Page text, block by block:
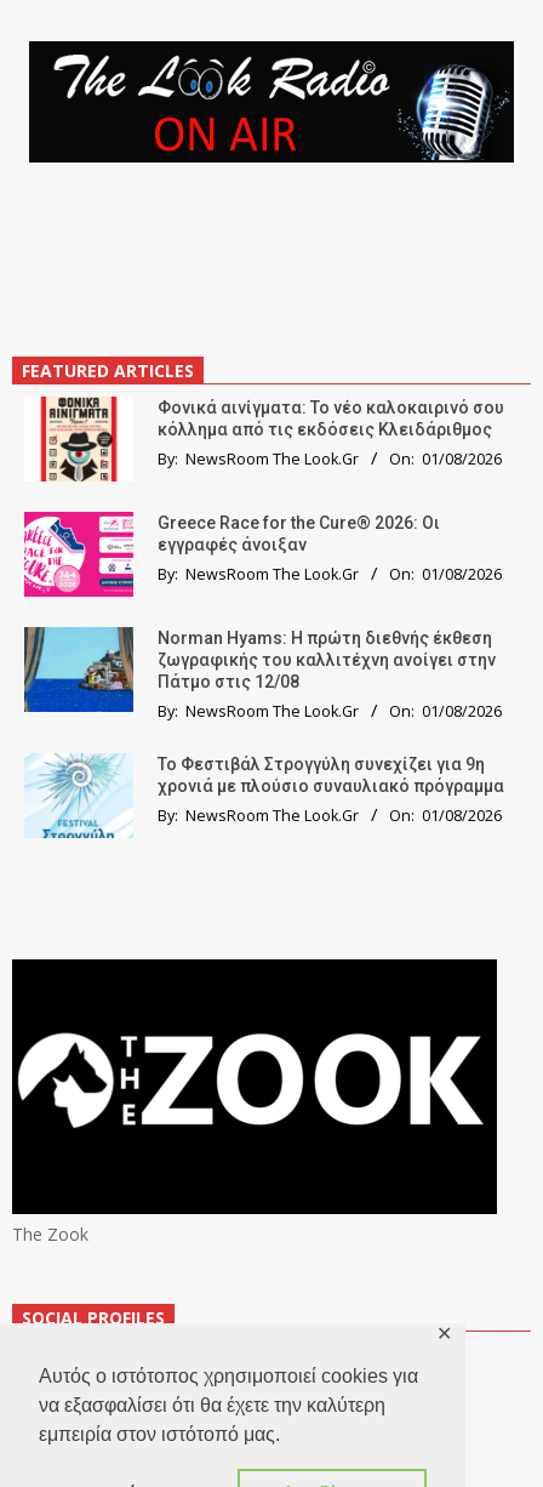
Αυτός ο ιστότοπος χρησιμοποιεί cookies για
να εξασφαλίσει ότι θα έχετε την καλύτερη
εμπειρία στον ιστότοπό μας.
✕
FEATURED ARTICLES
Φονικά αινίγματα: Το νέο καλοκαιρινό σου
κόλλημα από τις εκδόσεις Κλειδάριθμος
By: NewsRoom The Look.Gr On: 01/08/2026
Greece Race for the Cure® 2026: Οι
εγγραφές άνοιξαν
By: NewsRoom The Look.Gr On: 01/08/2026
Norman Hyams: Η πρώτη διεθνής έκθεση
ζωγραφικής του καλλιτέχνη ανοίγει στην
Πάτμο στις 12/08
By: NewsRoom The Look.Gr On: 01/08/2026
Το Φεστιβάλ Στρογγύλη συνεχίζει για 9η
χρονιά με πλούσιο συναυλιακό πρόγραμμα
By: NewsRoom The Look.Gr On: 01/08/2026
The Zook
SOCIAL PROFILES